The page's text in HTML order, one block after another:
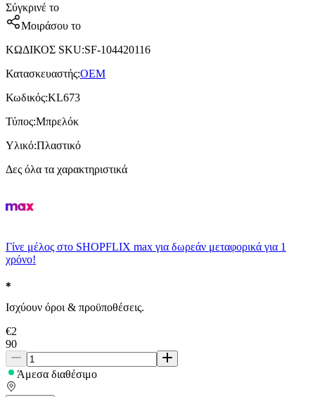
Σύγκρινέ το
Μοιράσου το
ΚΩΔΙΚΟΣ SKU:SF-104420116
Κατασκευαστής:OEM
Κωδικός:KL673
Τύπος:Μπρελόκ
Υλικό:Πλαστικό
Δες όλα τα χαρακτηριστικά
Γίνε μέλος στο SHOPFLIX max για δωρεάν μεταφορικά για 1
χρόνο!
Ισχύουν όροι & προϋποθέσεις.
€2
90
Άμεσα διαθέσιμο